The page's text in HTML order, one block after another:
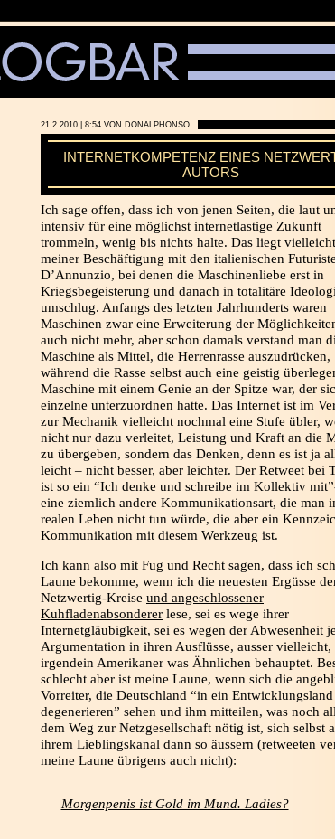
21.2.2010 | 8:54 VON DONALPHONSO
INTERNETKOMPETENZ EINES
AUTORS
Ich sage offen, dass ich von jenen Seiten, die laut
intensiv für eine möglichst internetlastige Zukunft
trommeln, wenig bis nichts halte. Das liegt
meiner Beschäftigung mit den italienischen
D’Annunzio, bei denen die Maschinenliebe erst in
Kriegsbegeisterung und danach in totalitäre
umschlug. Anfangs des letzten Jahrhunderts waren
Maschinen zwar eine Erweiterung der
auch nicht mehr, aber schon damals verstand man
Maschine als Mittel, die Herrenrasse auszudrücken,
während die Rasse selbst auch eine geistig
Maschine mit einem Genie an der Spitze war, der
einzelne unterzuordnen hatte. Das Internet ist im
zur Mechanik vielleicht nochmal eine Stufe übler,
nicht nur dazu verleitet, Leistung und Kraft an die
zu übergeben, sondern das Denken, denn es ist ja
leicht – nicht besser, aber leichter. Der Retweet bei
ist so ein “Ich denke und schreibe im Kollektiv
eine ziemlich andere Kommunikationsart, die man
realen Leben nicht tun würde, die aber ein
Kommunikation mit diesem Werkzeug ist.
Ich kann also mit Fug und Recht sagen, dass ich
Laune bekomme, wenn ich die neuesten Ergüsse
Netzwertig-Kreise und angeschlossener
Kuhfladenabsonderer lese, sei es wege ihrer
Internetgläubigkeit, sei es wegen der Abwesenheit
Argumentation in ihren Ausflüsse, ausser vielleicht,
irgendein Amerikaner was Ähnlichen behauptet.
schlecht aber ist meine Laune, wenn sich die
Vorreiter, die Deutschland “in ein Entwicklungsland
degenerieren” sehen und ihm mitteilen, was noch
dem Weg zur Netzgesellschaft nötig ist, sich selbst
ihrem Lieblingskanal dann so äussern (retweeten
meine Laune übrigens auch nicht):
Morgenpenis ist Gold im Mund. Ladies?